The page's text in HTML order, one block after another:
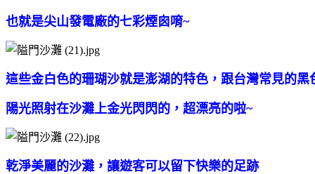
也就是尖山發電廠的七彩煙囪唷~
這些金白色的珊瑚沙就是澎湖的特色，跟台灣常見的黑
陽光照射在沙灘上金光閃閃的，超漂亮的啦~
乾淨美麗的沙灘，讓遊客可以留下快樂的足跡